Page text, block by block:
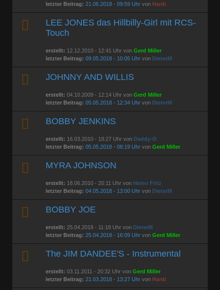
letzter Beitrag: 21.06.2018 - 09:59 Uhr von Hardi
LEE JONES das Hillbilly-Girl mit RCS-
Touch
erstellt: 12.12.2010 - 12:41 Uhr vonGerd Miller
letzter Beitrag: 09.05.2018 - 10:05 Uhr von DieterM
JOHNNY AND WILLIS
erstellt: 04.10.2009 - 12:14 Uhr vonGerd Miller
letzter Beitrag: 05.05.2018 - 12:34 Uhr von DieterM
BOBBY JENKINS
erstellt: 16.03.2010 - 18:27 Uhr von Daddy-O
letzter Beitrag: 05.05.2018 - 08:19 Uhr vonGerd Miller
MYRA JOHNSON
erstellt: 18.06.2010 - 20:11 Uhr von Heino Fritz
letzter Beitrag: 04.05.2018 - 13:00 Uhr von DieterM
BOBBY JOE
erstellt: 25.04.2018 - 11:18 Uhr von DieterM
letzter Beitrag: 25.04.2018 - 16:09 Uhr vonGerd Miller
The JIM DANDEE'S - Instrumental
erstellt: 03.11.2011 - 20:32 Uhr vonGerd Miller
letzter Beitrag: 21.03.2018 - 13:27 Uhr von Hardi